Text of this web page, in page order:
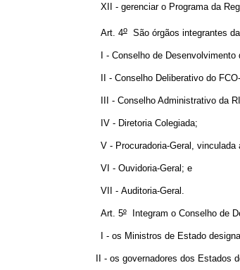
XII - gerenciar o Programa da
Art. 4oSão órgãos integrantes
I - Conselho de Desenvolvimento
II - Conselho Deliberativo do
III - Conselho Administrativo da
IV - Diretoria Colegiada;
V - Procuradoria-Geral, vinculada
VI - Ouvidoria-Geral; e
VII - Auditoria-Geral.
Art. 5ºIntegram o Conselho de
I - os Ministros de Estado
II - os governadores dos Estados